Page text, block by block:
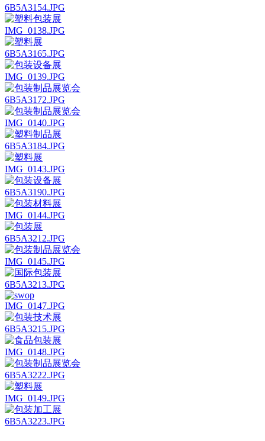
6B5A3154.JPG
IMG_0138.JPG
6B5A3165.JPG
IMG_0139.JPG
6B5A3172.JPG
IMG_0140.JPG
6B5A3184.JPG
IMG_0143.JPG
6B5A3190.JPG
IMG_0144.JPG
6B5A3212.JPG
IMG_0145.JPG
6B5A3213.JPG
IMG_0147.JPG
6B5A3215.JPG
IMG_0148.JPG
6B5A3222.JPG
IMG_0149.JPG
6B5A3223.JPG